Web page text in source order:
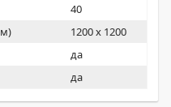
40
1200 x 1200
да
да